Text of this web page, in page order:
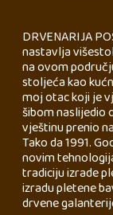
DRVENARIJA
nastavlja
na ovom
stoljeća kao
moj otac koji je
šibom naslijedio
vještinu prenio
Tako da 1991.
novim
tradiciju izrade
izradu pletene
drvene